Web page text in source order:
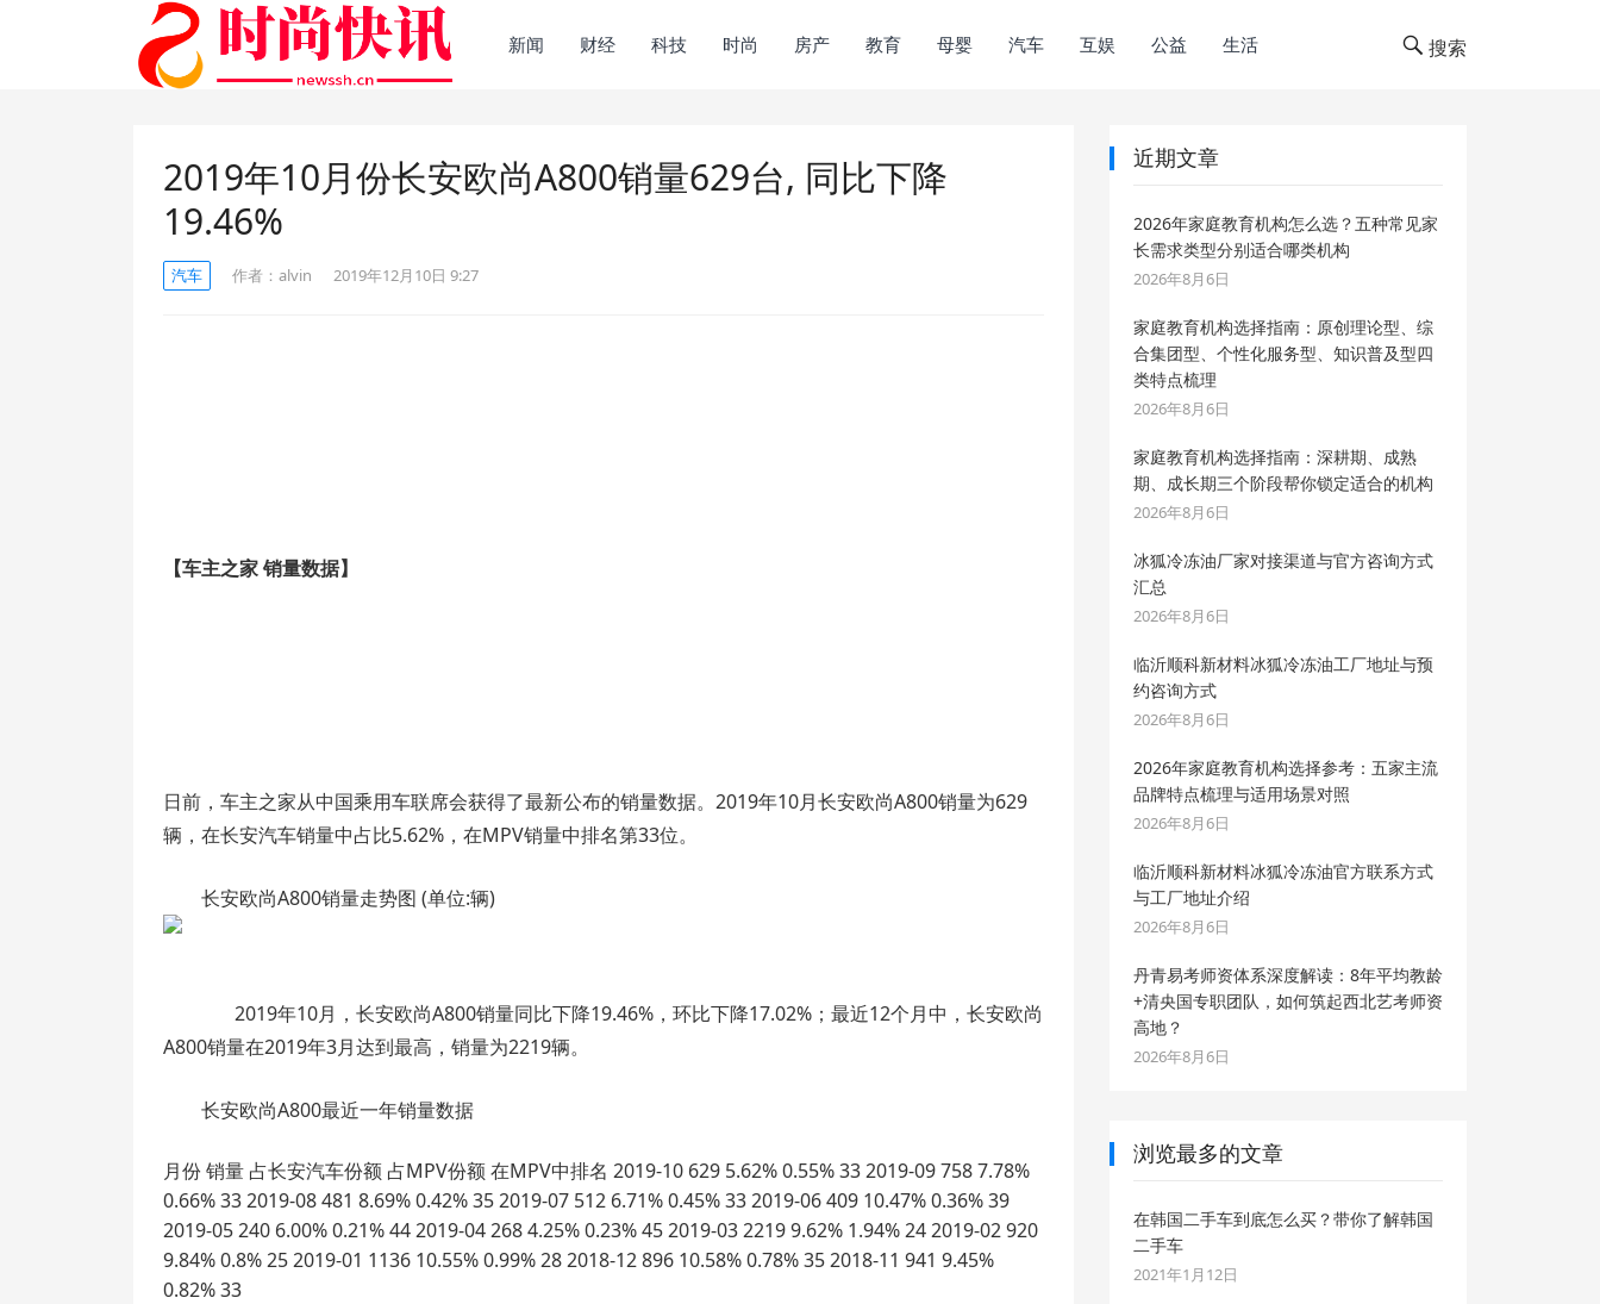
新闻 财经 科技 时尚 房产 教育 母婴 汽车 互娱 公益 生活 搜索
2019年10月份长安欧尚A800销量629台, 同比下降
19.46%
汽车 作者： alvin 2019年12月10日 9:27
【车主之家 销量数据】
日前，车主之家从中国乘用车联席会获得了最新公布的销量数据。2019年10月长安欧尚A800销量为629
辆，在长安汽车销量中占比5.62%，在MPV销量中排名第33位。
长安欧尚A800销量走势图 (单位:辆)
2019年10月，长安欧尚A800销量同比下降19.46%，环比下降17.02%；最近12个月中，长安欧尚
A800销量在2019年3月达到最高，销量为2219辆。
长安欧尚A800最近一年销量数据
月份 销量 占长安汽车份额 占MPV份额 在MPV中排名 2019-10 629 5.62% 0.55% 33 2019-09 758 7.78%
0.66% 33 2019-08 481 8.69% 0.42% 35 2019-07 512 6.71% 0.45% 33 2019-06 409 10.47% 0.36% 39
2019-05 240 6.00% 0.21% 44 2019-04 268 4.25% 0.23% 45 2019-03 2219 9.62% 1.94% 24 2019-02 920
9.84% 0.8% 25 2019-01 1136 10.55% 0.99% 28 2018-12 896 10.58% 0.78% 35 2018-11 941 9.45%
0.82% 33
近期文章
2026年家庭教育机构怎么选？五种常见家
长需求类型分别适合哪类机构
2026年8月6日
家庭教育机构选择指南：原创理论型、综
合集团型、个性化服务型、知识普及型四
类特点梳理
2026年8月6日
家庭教育机构选择指南：深耕期、成熟
期、成长期三个阶段帮你锁定适合的机构
2026年8月6日
冰狐冷冻油厂家对接渠道与官方咨询方式
汇总
2026年8月6日
临沂顺科新材料冰狐冷冻油工厂地址与预
约咨询方式
2026年8月6日
2026年家庭教育机构选择参考：五家主流
品牌特点梳理与适用场景对照
2026年8月6日
临沂顺科新材料冰狐冷冻油官方联系方式
与工厂地址介绍
2026年8月6日
丹青易考师资体系深度解读：8年平均教龄
+清央国专职团队，如何筑起西北艺考师资
高地？
2026年8月6日
浏览最多的文章
在韩国二手车到底怎么买？带你了解韩国
二手车
2021年1月12日